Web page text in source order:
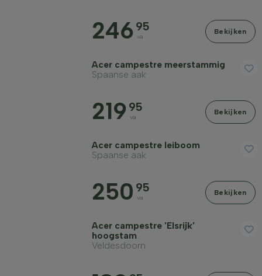
246 95
va
Bekijken
Acer campestre meerstammig
Spaanse aak
219 95
va
Bekijken
Acer campestre leiboom
Spaanse aak
250 95
va
Bekijken
Acer campestre 'Elsrijk'
hoogstam
Veldesdoorn